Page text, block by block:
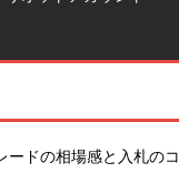
ードの相場感と入札のコ